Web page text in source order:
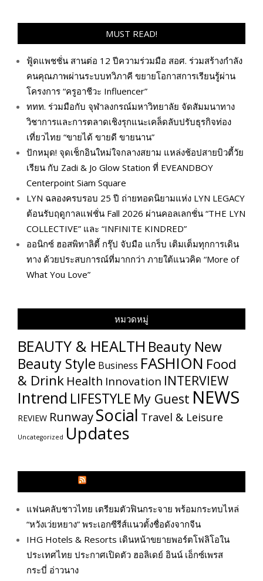
MUST READ!
ฟู้ดแพชชั่น สานต่อ 12 ปีความร่วมมือ สอศ. ร่วมสร้างกำลัง
คนคุณภาพผ่านระบบทวิภาคี ขยายโอกาสการเรียนรู้ผ่าน
โครงการ “ครูอาชีวะ Influencer”
ททท. ร่วมมือกับ จุฬาลงกรณ์มหาวิทยาลัย จัดสัมมนาทาง
วิชาการและการตลาดเชิงรุกแนะเคล็ดลับปรับธุรกิจท่อง
เที่ยวไทย “ขายได้ ขายดี ขายนาน”
ปักหมุด! จุดเช็กอินใหม่ใจกลางสยาม แหล่งช้อปสายบิวตี้วัย
เรียน กับ Zadi & Jo Glow Station ที่ EVEANDBOY
Centerpoint Siam Square
LYN ฉลองครบรอบ 25 ปี ถ่ายทอดนิยามแห่ง LYN LEGACY
ต้อนรับฤดูกาลแฟชั่น Fall 2026 ผ่านคอลเลกชั่น “THE LYN
COLLECTIVE” และ “INFINITE KINDRED”
ออนิกซ์ ฮอสพิทาลิตี้ กรุ๊ป จับมือ แกร็บ เติมเต็มทุกการเดิน
ทาง ด้วยประสบการณ์ที่มากกว่า ภายใต้แนวคิด “More of
What You Love”
หมวดหมู่
BEAUTY & HEALTH Beauty New
Beauty Style Business FASHION Food
& Drink Health Innovation INTERVIEW
Intrend LIFESTYLE My​ Guest NEWS
REVIEW RunwaySocial Travel & Leisure
Uncategorized Updates
แฟนคลับชาวไทย เตรียมตัวฟินกระจาย พร้อมกระทบไหล่
“หวังเว่ยหยาง” พระเอกซีรีส์แนวตั้งชื่อดังจากจีน
IHG Hotels & Resorts เดินหน้าขยายพอร์ตโฟลิโอใน
ประเทศไทย ประกาศเปิดตัว ฮอลิเดย์ อินน์ เอ็กซ์เพรส
กระบี่ อ่าวนาง